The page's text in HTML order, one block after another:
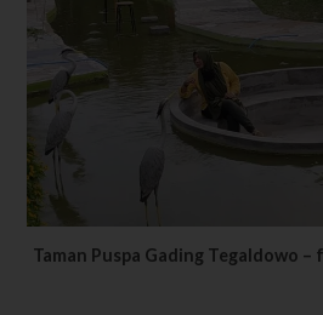
Taman Puspa Gading Tegaldowo